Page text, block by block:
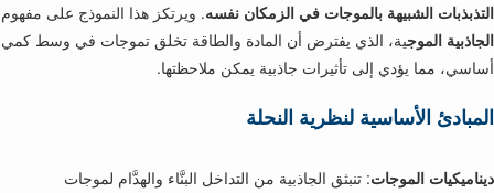
التذبذبات الشبيهة بالموجات في الزمكان نفسه. ويرتكز هذا النموذج على مفهوم
الجاذبية الموجية، الذي يفترض أن المادة والطاقة تخلق تموجات في وسط كمي
أساسي، مما يؤدي إلى تأثيرات جاذبية يمكن ملاحظتها.
المبادئ الأساسية لنظرية النحلة
ديناميكيات الموجات: تنبثق الجاذبية من التداخل البنَّاء والهدَّام لموجات